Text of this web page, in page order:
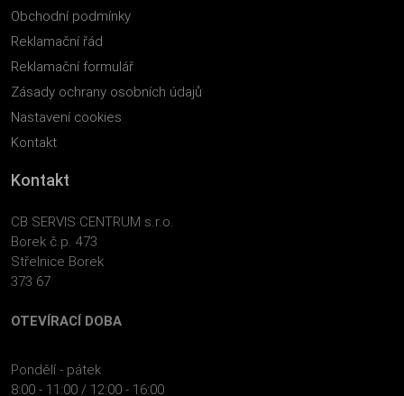
Obchodní podmínky
Reklamační řád
Reklamační formulář
Zásady ochrany osobních údajů
Nastavení cookies
Kontakt
Kontakt
CB SERVIS CENTRUM s.r.o.
Borek č.p. 473
Střelnice Borek
373 67
OTEVÍRACÍ DOBA
Pondělí - pátek
8:00 - 11:00 / 12:00 - 16:00